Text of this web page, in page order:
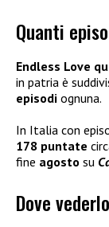
Quanti
Endless Love
in patria è
episodi ognuna.
In Italia con
178 puntate
fine agosto su
Dove